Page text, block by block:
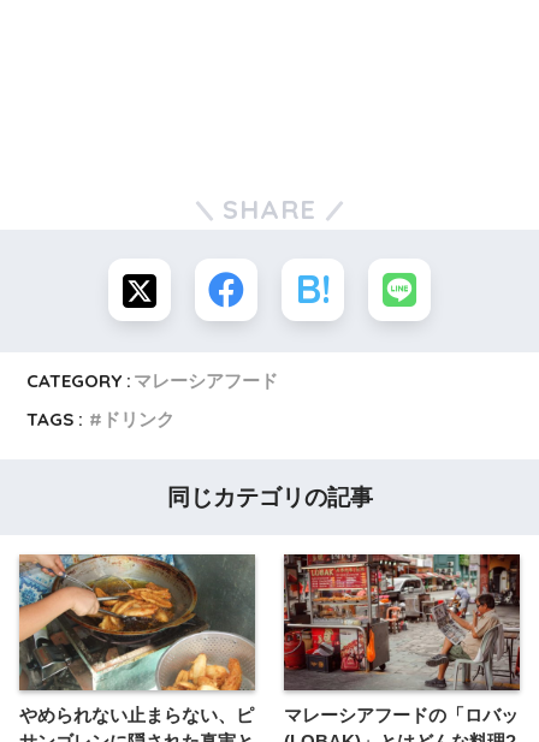
SHARE
CATEGORY : マレーシアフード
TAGS :
ドリンク
同じカテゴリの記事
やめられない止まらない、ピ
マレーシアフードの「ロバッ